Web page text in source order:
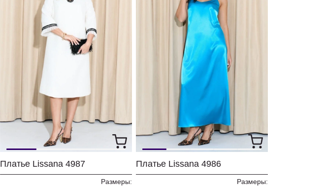
Платье Lissana 4987
Размеры:
Платье Lissana 4986
Размеры: